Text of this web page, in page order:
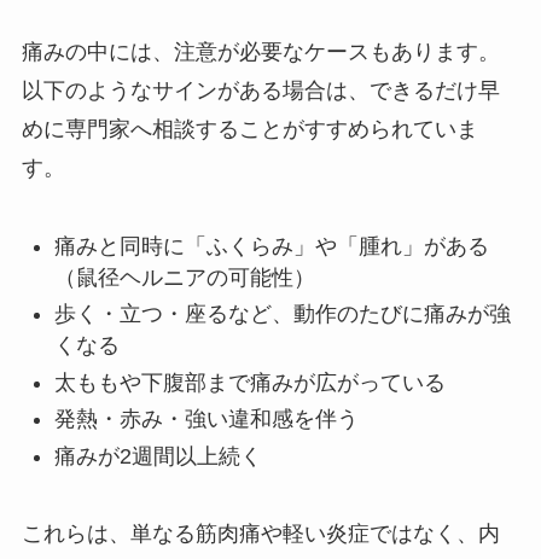
痛みの中には、注意が必要なケースもあります。
以下のようなサインがある場合は、できるだけ早
めに専門家へ相談することがすすめられていま
す。
痛みと同時に「ふくらみ」や「腫れ」がある
（鼠径ヘルニアの可能性）
歩く・立つ・座るなど、動作のたびに痛みが強
くなる
太ももや下腹部まで痛みが広がっている
発熱・赤み・強い違和感を伴う
痛みが2週間以上続く
これらは、単なる筋肉痛や軽い炎症ではなく、内